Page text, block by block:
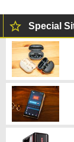
Special